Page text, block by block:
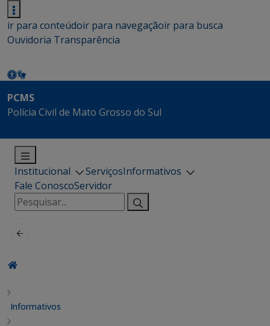
ir para conteúdoir para navegaçãoir para busca
Ouvidoria Transparência
PCMS
Polícia Civil de Mato Grosso do Sul
Institucional ServiçosInformativos
Fale ConoscoServidor
Pesquisar
por:
Informativos